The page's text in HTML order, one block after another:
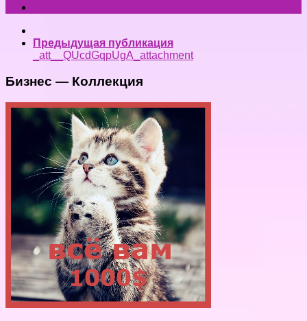
Предыдущая публикация
_att__QUcdGqpUgA_attachment
Бизнес — Коллекция